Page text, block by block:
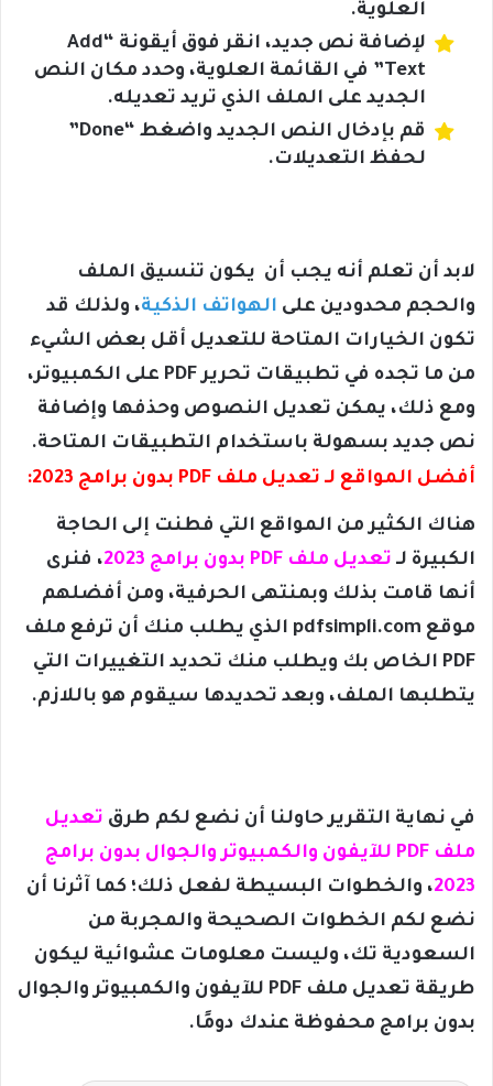
العلوية.
لإضافة نص جديد، انقر فوق أيقونة “Add
Text” في القائمة العلوية، وحدد مكان النص
الجديد على الملف الذي تريد تعديله.
قم بإدخال النص الجديد واضغط “Done”
لحفظ التعديلات.
لابد أن تعلم أنه يجب أن يكون تنسيق الملف
والحجم محدودين على الهواتف الذكية، ولذلك قد
تكون الخيارات المتاحة للتعديل أقل بعض الشيء
من ما تجده في تطبيقات تحرير PDF على الكمبيوتر،
ومع ذلك، يمكن تعديل النصوص وحذفها وإضافة
نص جديد بسهولة باستخدام التطبيقات المتاحة.
أفضل المواقع لـ تعديل ملف PDF بدون برامج 2023:
هناك الكثير من المواقع التي فطنت إلى الحاجة
الكبيرة لـ تعديل ملف PDF بدون برامج 2023
، فنرى
أنها قامت بذلك وبمنتهى الحرفية، ومن أفضلهم
موقع pdfsimpli.com الذي يطلب منك أن ترفع ملف
PDF الخاص بك ويطلب منك تحديد التغييرات التي
يتطلبها الملف، وبعد تحديدها سيقوم هو باللازم.
في نهاية التقرير حاولنا أن نضع لكم طرق تعديل
ملف PDF للآيفون والكمبيوتر والجوال بدون برامج
2023، والخطوات البسيطة لفعل ذلك؛ كما آثرنا أن
نضع لكم الخطوات الصحيحة والمجربة من
السعودية تك، وليست معلومات عشوائية ليكون
طريقة تعديل ملف PDF للآيفون والكمبيوتر والجوال
بدون برامج محفوظة عندك دومًا.